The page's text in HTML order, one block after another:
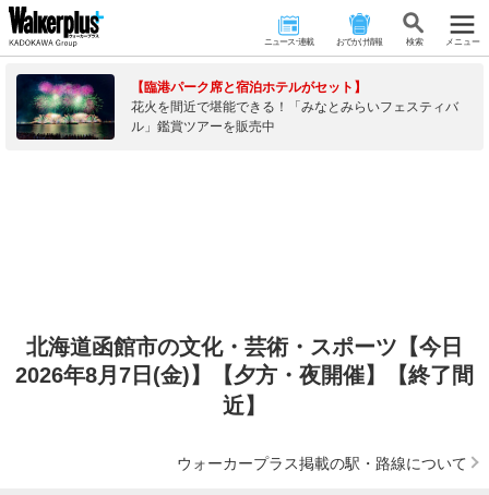
ニュース･連載 おでかけ情報 検 索 メニュー
【臨港パーク席と宿泊ホテルがセット】
花火を間近で堪能できる！「みなとみらいフェスティバ
ル」鑑賞ツアーを販売中
北海道函館市の文化・芸術・スポーツ【今日
2026年8月7日(金)】【夕方・夜開催】【終了間
近】
ウォーカープラス掲載の駅・路線について